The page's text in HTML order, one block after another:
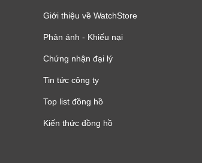
Giới thiệu về WatchStore
Phản ánh - Khiếu nại
Chứng nhận đại lý
Tin tức công ty
Top list đồng hồ
Kiến thức đồng hồ